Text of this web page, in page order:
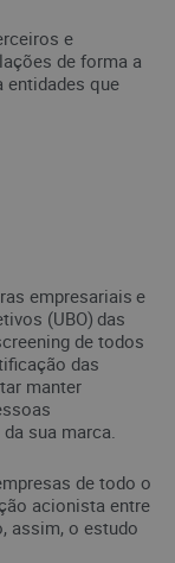
e
de forma a
entidades que
empresariais e
(UBO) das
de todos
das
manter
sua marca.
de todo o
acionista entre
assim, o estudo